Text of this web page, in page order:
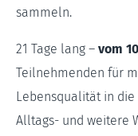
sammeln.
21 Tage lang – vom
Teilnehmenden für
Lebensqualität in
Alltags- und weitere